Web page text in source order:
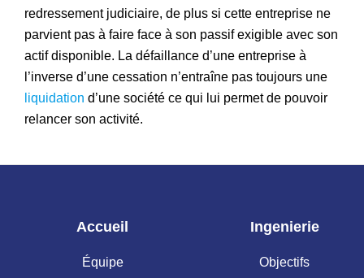
redressement judiciaire, de plus si cette entreprise ne
parvient pas à faire face à son passif exigible avec son
actif disponible. La défaillance d’une entreprise à
l’inverse d’une cessation n’entraîne pas toujours une
liquidation d’une société ce qui lui permet de pouvoir
relancer son activité.
Accueil
Équipe
Ingenierie
Objectifs